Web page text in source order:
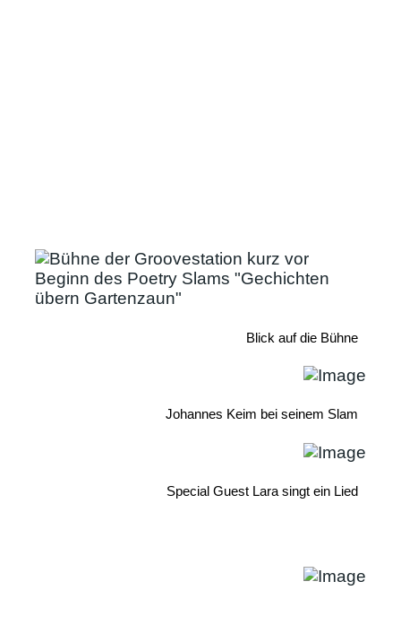
Blick auf die Bühne
Johannes Keim bei seinem Slam
Special Guest Lara singt ein Lied